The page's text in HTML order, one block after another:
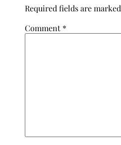
Required fields are marked
Comment *